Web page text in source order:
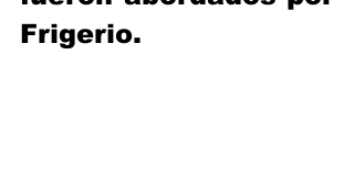
Frigerio.